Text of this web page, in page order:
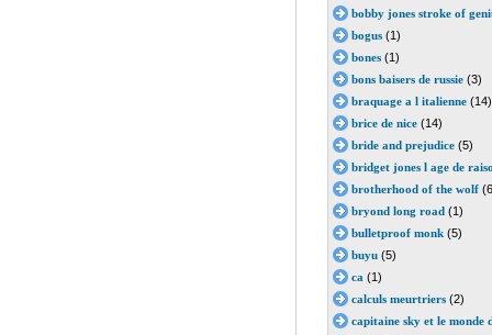
bobby jones stroke of
bogus (1)
bones (1)
bons baisers de russie (3)
braquage a l italienne (14)
brice de nice (14)
bride and prejudice (5)
bridget jones l age de
brotherhood of the wolf
bryond long road (1)
bulletproof monk (5)
buyu (5)
ca (1)
calculs meurtriers (2)
capitaine sky et le monde